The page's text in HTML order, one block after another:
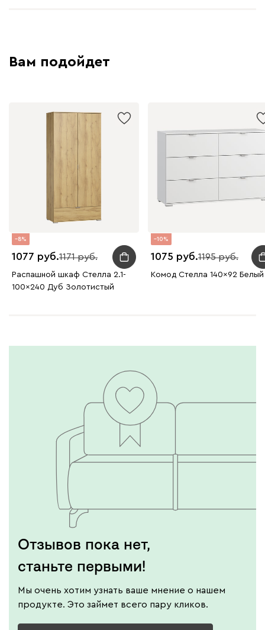
Вам подойдет
8
1077 1171
Распашной шкаф Стелла 2.1-
100x240 Дуб Золотистый
10
1075 1195
Комод Стелла 140x92 Белый
Отзывов пока нет,
станьте первыми!
Мы очень хотим узнать ваше мнение о нашем
продукте. Это займет всего пару кликов.